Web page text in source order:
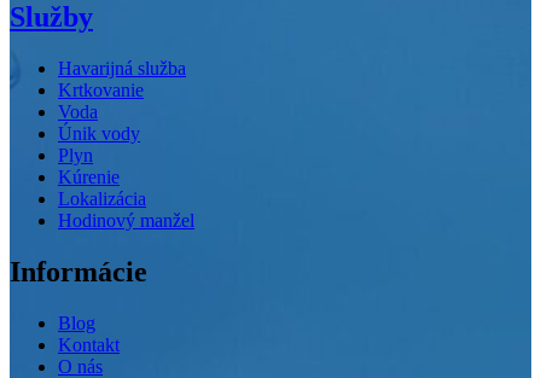
Služby
Havarijná služba
Krtkovanie
Voda
Únik vody
Plyn
Kúrenie
Lokalizácia
Hodinový manžel
Informácie
Blog
Kontakt
O nás